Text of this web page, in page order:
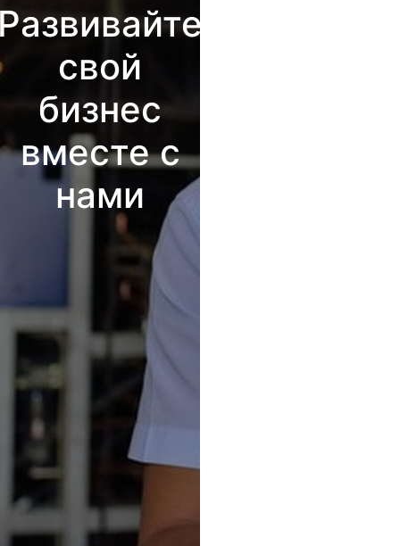
свой
бизнес
вместе с
нами